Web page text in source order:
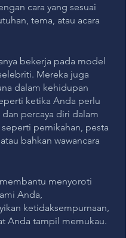
cara yang sesuai
tema, atau acara
bekerja pada model
Mereka juga
dalam kehidupan
ketika Anda perlu
percaya diri dalam
seperti pernikahan, pesta
bahkan wawancara
menyoroti
Anda,
ketidaksempurnaan,
Anda tampil memukau.